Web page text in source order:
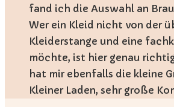
fand ich die Auswahl an
Wer ein Kleid nicht von der
Kleiderstange und eine
möchte, ist hier genau
hat mir ebenfalls die kleine
Kleiner Laden, sehr große